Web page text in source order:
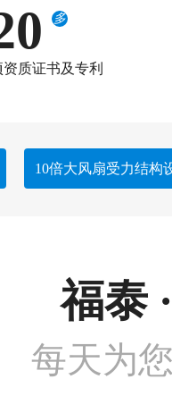
多
资质证书及专利
10倍大风扇受力结构
福泰
每天为